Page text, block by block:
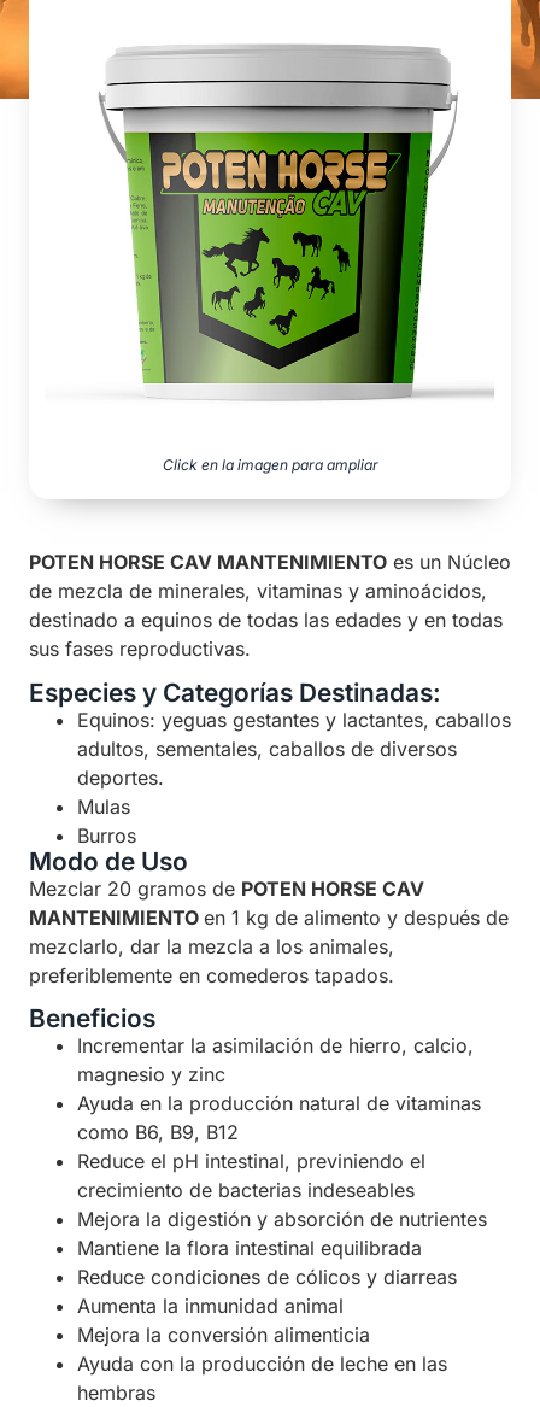
Click en la imagen para ampliar
POTEN HORSE CAV MANTENIMIENTO es un Núcleo
de mezcla de minerales, vitaminas y aminoácidos,
destinado a equinos de todas las edades y en todas
sus fases reproductivas.
Especies y Categorías Destinadas:
Equinos: yeguas gestantes y lactantes, caballos
adultos, sementales, caballos de diversos
deportes.
Mulas
Burros
Modo de Uso
Mezclar 20 gramos de POTEN HORSE CAV
MANTENIMIENTO en 1 kg de alimento y después de
mezclarlo, dar la mezcla a los animales,
preferiblemente en comederos tapados.
Beneficios
Incrementar la asimilación de hierro, calcio,
magnesio y zinc
Ayuda en la producción natural de vitaminas
como B6, B9, B12
Reduce el pH intestinal, previniendo el
crecimiento de bacterias indeseables
Mejora la digestión y absorción de nutrientes
Mantiene la flora intestinal equilibrada
Reduce condiciones de cólicos y diarreas
Aumenta la inmunidad animal
Mejora la conversión alimenticia
Ayuda con la producción de leche en las
hembras